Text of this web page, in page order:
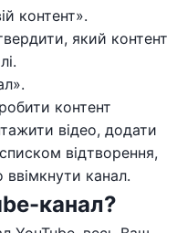
контент».
який контент
контент
відео, додати
відтворення,
канал.
канал?